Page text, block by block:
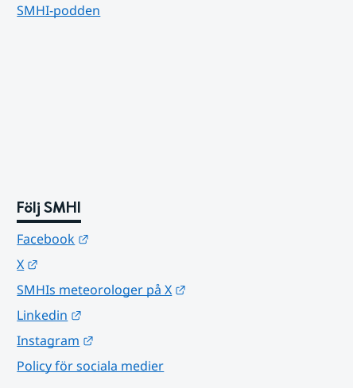
SMHI-podden
Följ SMHI
Facebook
X
SMHIs meteorologer på X
Linkedin
Instagram
Policy för sociala medier